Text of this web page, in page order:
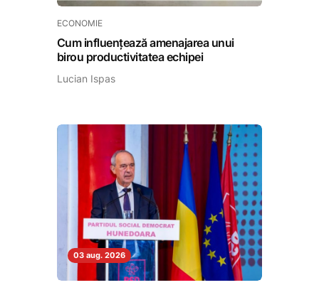
ECONOMIE
Cum influențează amenajarea unui
birou productivitatea echipei
Lucian Ispas
03 aug. 2026